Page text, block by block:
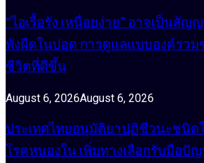
“ไอเรื้อรัง เหนื่อยง่าย” อาจเป็นสั
พังผืดในปอด การดูแลแบบองค์รว
ชีวิตที่ดีขึ้น
August 6, 2026August 6, 2026
ประเทศไทยอนุมัติยาปฏิชีวนะชนิด
โรคหนองใน เพิ่มทางเลือกรับมือปั